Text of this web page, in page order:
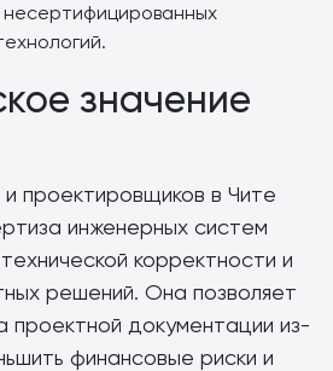
несертифицированных
значение
проектировщиков в Чите
инженерных систем
корректности и
решений. Она позволяет
проектной документации из-
финансовые риски и